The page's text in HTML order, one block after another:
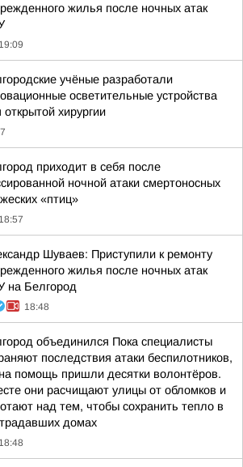
жилья после ночных атак
19:09
учёные разработали
осветительные устройства
открытой хирургии
приходит в себя после
ночной атаки смертоносных
«птиц»
18:57
Шуваев: Приступили к ремонту
жилья после ночных атак
на Белгород
18:48
объединился Пока специалисты
последствия атаки беспилотников,
помощь пришли десятки волонтёров.
они расчищают улицы от обломков и
над тем, чтобы сохранить тепло в
домах
18:48